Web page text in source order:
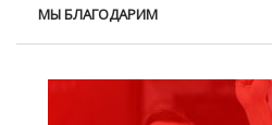
МЫ БЛАГОДАРИМ